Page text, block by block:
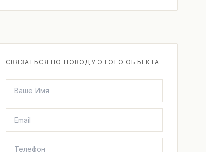
СВЯЗАТЬСЯ ПО ПОВОДУ ЭТОГО ОБЪЕКТА